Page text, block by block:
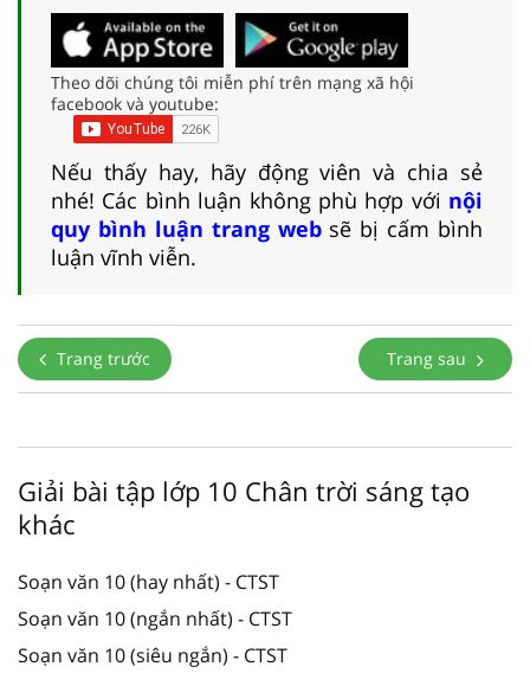
Theo dõi chúng tôi miễn phí trên mạng xã hội
facebook và youtube:
Nếu thấy hay, hãy động viên và chia sẻ
nhé! Các bình luận không phù hợp với nội
quy bình luận trang websẽ bị cấm bình
luận vĩnh viễn.
Trang trước Trang sau
Giải bài tập lớp 10 Chân trời sáng tạo
khác
Soạn văn 10 (hay nhất) - CTST
Soạn văn 10 (ngắn nhất) - CTST
Soạn văn 10 (siêu ngắn) - CTST